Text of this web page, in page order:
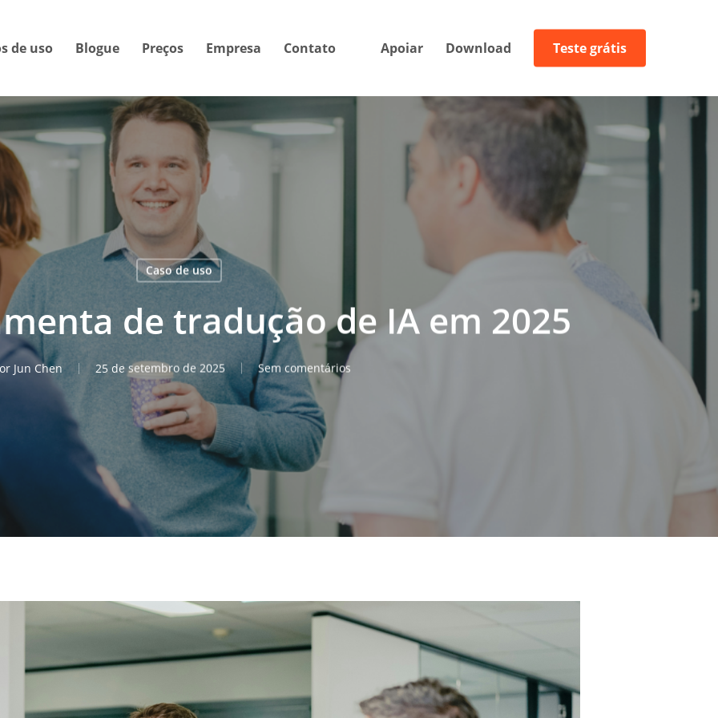
de uso Blogue Preços Empresa Contato Apoiar Download Teste grátis
Caso de uso
de tradução de IA em 2025
Jun Chen 25 de setembro de 2025 Sem comentários